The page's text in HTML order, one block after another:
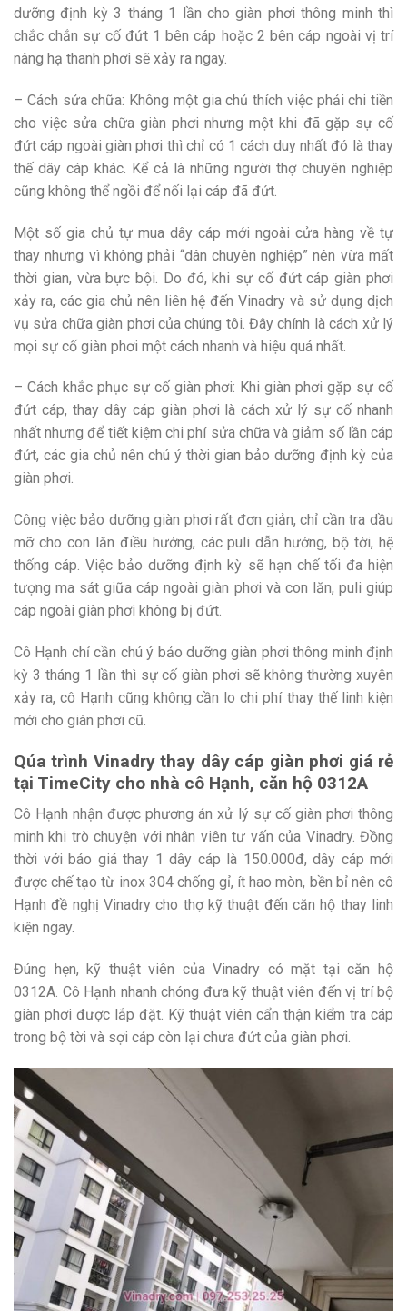
dưỡng định kỳ 3 tháng 1 lần cho giàn phơi thông minh thì
chắc chắn sự cố đứt 1 bên cáp hoặc 2 bên cáp ngoài vị trí
nâng hạ thanh phơi sẽ xảy ra ngay.
– Cách sửa chữa: Không một gia chủ thích việc phải chi tiền
cho việc sửa chữa giàn phơi nhưng một khi đã gặp sự cố
đứt cáp ngoài giàn phơi thì chỉ có 1 cách duy nhất đó là thay
thế dây cáp khác. Kể cả là những người thợ chuyên nghiệp
cũng không thể ngồi để nối lại cáp đã đứt.
Một số gia chủ tự mua dây cáp mới ngoài cửa hàng về tự
thay nhưng vì không phải “dân chuyên nghiệp” nên vừa mất
thời gian, vừa bực bội. Do đó, khi sự cố đứt cáp giàn phơi
xảy ra, các gia chủ nên liên hệ đến Vinadry và sử dụng dịch
vụ sửa chữa giàn phơi của chúng tôi. Đây chính là cách xử lý
mọi sự cố giàn phơi một cách nhanh và hiệu quá nhất.
– Cách khắc phục sự cố giàn phơi: Khi giàn phơi gặp sự cố
đứt cáp, thay dây cáp giàn phơi là cách xử lý sự cố nhanh
nhất nhưng để tiết kiệm chi phí sửa chữa và giảm số lần cáp
đứt, các gia chủ nên chú ý thời gian bảo dưỡng định kỳ của
giàn phơi.
Công việc bảo dưỡng giàn phơi rất đơn giản, chỉ cần tra dầu
mỡ cho con lăn điều hướng, các puli dẫn hướng, bộ tời, hệ
thống cáp. Việc bảo dưỡng định kỳ sẽ hạn chế tối đa hiện
tượng ma sát giữa cáp ngoài giàn phơi và con lăn, puli giúp
cáp ngoài giàn phơi không bị đứt.
Cô Hạnh chỉ cần chú ý bảo dưỡng giàn phơi thông minh định
kỳ 3 tháng 1 lần thì sự cố giàn phơi sẽ không thường xuyên
xảy ra, cô Hạnh cũng không cần lo chi phí thay thế linh kiện
mới cho giàn phơi cũ.
Qúa trình Vinadry thay dây cáp giàn phơi giá rẻ
tại TimeCity cho nhà cô Hạnh, căn hộ 0312A
Cô Hạnh nhận được phương án xử lý sự cố giàn phơi thông
minh khi trò chuyện với nhân viên tư vấn của Vinadry. Đồng
thời với báo giá thay 1 dây cáp là 150.000đ, dây cáp mới
được chế tạo từ inox 304 chống gỉ, ít hao mòn, bền bỉ nên cô
Hạnh đề nghị Vinadry cho thợ kỹ thuật đến căn hộ thay linh
kiện ngay.
Đúng hẹn, kỹ thuật viên của Vinadry có mặt tại căn hộ
0312A. Cô Hạnh nhanh chóng đưa kỹ thuật viên đến vị trí bộ
giàn phơi được lắp đặt. Kỹ thuật viên cẩn thận kiểm tra cáp
trong bộ tời và sợi cáp còn lại chưa đứt của giàn phơi.